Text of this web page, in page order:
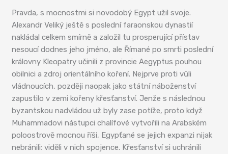
Pravda, s mocnostmi si novodobý Egypt užil svoje.
Alexandr Veliký ještě s poslední faraonskou dynastií
nakládal celkem smírně a založil tu prosperující přístav
nesoucí dodnes jeho jméno, ale Římané po smrti poslední
královny Kleopatry učinili z provincie Aegyptus pouhou
obilnici a zdroj orientálního koření. Nejprve proti vůli
vládnoucích, později naopak jako státní náboženství
zapustilo v zemi kořeny křesťanství. Jenže s následnou
byzantskou nadvládou už byly zase potíže, proto když
Muhammadovi nástupci chalífové vytvořili na Arabském
poloostrově mocnou říši, Egypťané se jejich expanzi nijak
nebránili: viděli v nich spojence. Křesťanství si uchránili